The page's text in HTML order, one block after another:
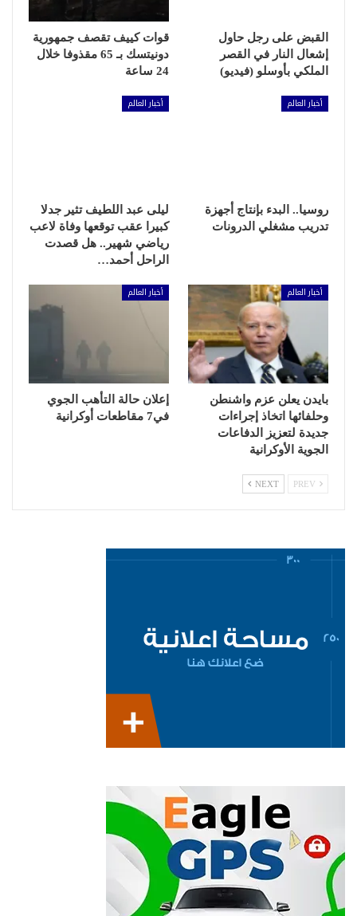
القبض على رجل حاول
إشعال النار في القصر
الملكي بأوسلو (فيديو)
قوات كييف تقصف جمهورية
دونيتسك بـ 65 مقذوفا خلال
24 ساعة
أخبار العالم
روسيا.. البدء بإنتاج أجهزة
تدريب مشغلي الدرونات
أخبار العالم
ليلى عبد اللطيف تثير جدلا
كبيرا عقب توقعها وفاة لاعب
رياضي شهير.. هل قصدت
الراحل أحمد…
أخبار العالم
بايدن يعلن عزم واشنطن
وحلفائها اتخاذ إجراءات
جديدة لتعزيز الدفاعات
الجوية الأوكرانية
أخبار العالم
إعلان حالة التأهب الجوي
في7 مقاطعات أوكرانية
NEXT